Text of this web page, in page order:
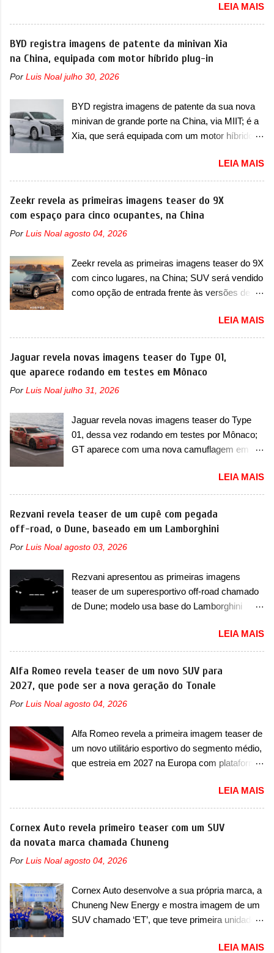
T200, que estreou nos irmãos Pulse e
Fastback. "A Fiat Strada é mais do que uma
picape, é uma verdadeira revolução no
mercado automotivo. Há alguns anos era
improvável pensar que uma picape chagaria ao
Strada fez. Mais do que isso: ela é a prova viva
que time que está ganhando se mexe sim. Ao
longo da sua história, ela...
primeiras imagens teaser de uma mudança
visual para um dos seus menores sedãs
elétricos na China, pertencente à linha Ocean.
Trata-se do Seal 06 EV, lançado no segundo
semestre de 2025. Sim, há menos de um ano.
O modelo agora passará a ser vendido com
que vão atualizá-los para a identidade visual
mais moderna da marca, mas ainda sem
motivos para que essa mudança já seja tão
nada os primeiros consumidores). Pelas
imagens teaser, se percebe que o sedã contará
com um novo para-choque na dianteira. Ele
passa a trazer um vinco horizontal mais
destacado que atravessa toda a dianteira do
faróis. Ele ainda possui um espaço para a placa
novo abaixo do vinco e uma nova entrada de ar
LEIA MAIS
BYD registra imagens de patente da minivan Xia
na China, equipada com motor híbrido plug-in
Por Luis Noal julho 30, 2026
BYD registra imagens de patente da sua nova
minivan de grande porte na China, via MIIT; é a
Xia, que será equipada com um motor híbrido
de patente de uma nova minivan, na China.
Registradas no Ministério da Indústria e
Tecnologia da Informação, o MIIT, a BYD Xia é
uma nova minivan que a marca chinesa
apresentará aos consumidores chineses para
além da minivan conhecida como Song Max.
(PHEV), a nova minivan vai colocar a marca
para concorrer com uma série de outras
minivans de porte similar, visto que por lá o
várias opções). Em termos de design, a Xia se
destaca por trazer uma dianteira com faróis
retangulares e inclinados. Os faróis possuem
projetores em LED e uma parte superior com
luzes diurnas (DRL) em LED na parte superior
por meio de uma barra em LED que passa
abaixo da barra prateada que aparece na parte
sup...
LEIA MAIS
Zeekr revela as primeiras imagens teaser do 9X
com espaço para cinco ocupantes, na China
Por Luis Noal agosto 04, 2026
Zeekr revela as primeiras imagens teaser do 9X
com cinco lugares, na China; SUV será vendido
como opção de entrada frente às versões de
uma configuração mais simples para os
interessados no 9X, na China. O SUV topo de
linha da marca poderá ser vendido com uma
opção de cinco lugares, que ficará posicionada
de seis lugares, dispostos em três filas de
será vendido com uma configuração padrão, de
cinco lugares (2+3), que entrou em regime de
pré-venda na China, indicando seu lançamento
primeiras imagens do interior com a nova
configuração. A principal mudança fica por
conta da segunda fila de bancos, que perde as
poltronas individuais por bancos mais
convencionais, de três lugares. Ao mesmo
pode reclinar e nele existe dois espaços de
recarga por indução para smartphones...
LEIA MAIS
Jaguar revela novas imagens teaser do Type 01,
que aparece rodando em testes em Mônaco
Por Luis Noal julho 31, 2026
Jaguar revela novas imagens teaser do Type
01, dessa vez rodando em testes por Mônaco;
GT aparece com uma nova camuflagem em
imagens teaser do Type 01 em testes pelas
ruas de Mônaco. O modelo continua rodando
em testes e chegou no principado para o E-Prix
de Fórmula E, como apoio a equipe da Jaguar
na competição. O elétrico aproveitou para
passar por uma série de localidades da cidade-
Cassino e La Rascasse. Para ir a Mônaco, a
marca inglesa apresentou uma nova
camuflagem ao elétrico que representa uma
traços monolíticos retos e circulares. O
desenvolvimento do modelo ainda continua
acontecendo e a marca fala que, em relação ao
I-Pace (primeiro elétrico da Jaguar), o Type 01
ganhou uma série de aprimoramentos pelas
equipe campeã mundial de carros elétricos. A
marca comentou que o novo carro elétrico da
marca terá inversores ...
LEIA MAIS
Rezvani revela teaser de um cupê com pegada
off-road, o Dune, baseado em um Lamborghini
Por Luis Noal agosto 03, 2026
Rezvani apresentou as primeiras imagens
teaser de um superesportivo off-road chamado
de Dune; modelo usa base do Lamborghini
apresentou as primeiras imagens teaser de um
novo superesportivo que vai oferecer aos seus
consumidores. Trata-se do Dune, um cupê
superesportivo que terá uma proposta off-road
assim como outros esportivos recentemente
tiveram, como o Porsche 911 Dakar e o...
italiano tem grande parte no desenvolvimento
do Dune. Baseado no Huracán, o Dune nasce
com uma proposta similar ao que a marca
característico da Rezvani. Junto com as
imagens, a marca já confirmou que o Dune será
um carro muito exclusivo. Ao todo, serão
apenas sete unidades produzidas... para todo
equipado com um motor V10 Supercharger
capaz de desenvolver cerca de 800cv que
separou a performance exótica da aventura i...
LEIA MAIS
Alfa Romeo revela teaser de um novo SUV para
2027, que pode ser a nova geração do Tonale
Por Luis Noal agosto 04, 2026
Alfa Romeo revela a primeira imagem teaser de
um novo utilitário esportivo do segmento médio,
que estreia em 2027 na Europa com plataforma
imagem teaser de um novo utilitário esportivo
da marca italiana, previsto para ser lançado em
meados de 2027. O novo modelo não tem
nome ou se é uma nova geração de um modelo
existente, o que poderia acontecer. Sabe-se
apenas que o novo modelo em questão é um
foi confirmado durante a Mesa Redonda
Nacional da Indústria Automotiva, organizada
pelo Ministério dos Negócios e do Made in Italy
LEIA MAIS
Cornex Auto revela primeiro teaser com um SUV
da novata marca chamada Chuneng
Por Luis Noal agosto 04, 2026
Cornex Auto desenvolve a sua própria marca, a
Chuneng New Energy e mostra imagem de um
SUV chamado ‘ET’, que teve primeira unidade
incrível de criar marcas de automóveis eLEIA MAIS